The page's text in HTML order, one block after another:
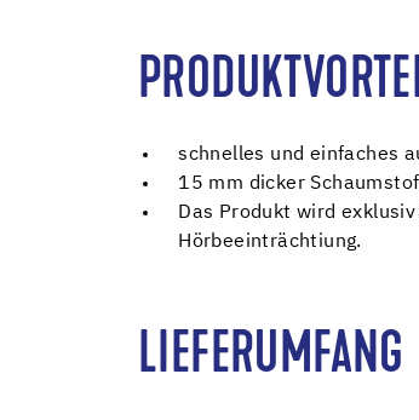
schnelles und einfaches
15 mm dicker
Das Produkt wird
Hörbeeinträchtiung.
LIEFERUMFANG